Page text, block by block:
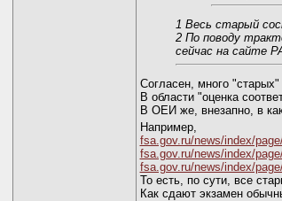
1 Весь старый
2 По поводу
сейчас на сайте
Согласен, много "старых"
В области "оценка
В ОЕИ же, внезапно, в
Например,
fsa.gov.ru/news/index/
fsa.gov.ru/news/index/
fsa.gov.ru/news/index/
То есть, по сути, все
Как сдают экзамен